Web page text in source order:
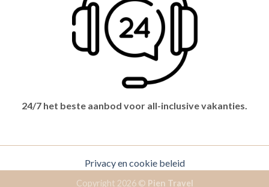
24/7 het beste aanbod voor all-inclusive vakanties.
Privacy en cookie beleid
Copyright 2026 © Pien Travel